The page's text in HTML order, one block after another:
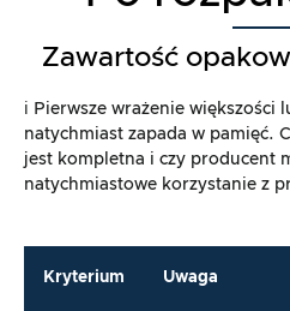
Zawartość
ℹ️ Pierwsze wrażenie większości
natychmiast zapada w pamięć.
jest kompletna i czy producent
natychmiastowe korzystanie z
Kryterium Uwaga